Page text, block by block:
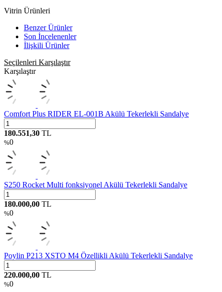
Vitrin Ürünleri
Benzer Ürünler
Son İncelenenler
İlişkili Ürünler
Seçilenleri Karşılaştır
Karşılaştır
Comfort Plus RIDER EL-001B Akülü Tekerlekli Sandalye
180.551,30 TL
%0
S250 Rocket Multi fonksiyonel Akülü Tekerlekli Sandalye
180.000,00 TL
%0
Poylin P213 XSTO M4 Özellikli Akülü Tekerlekli Sandalye
220.000,00 TL
%0